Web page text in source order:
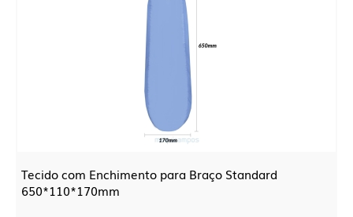
Tecido com Enchimento para Braço Standard
650*110*170mm